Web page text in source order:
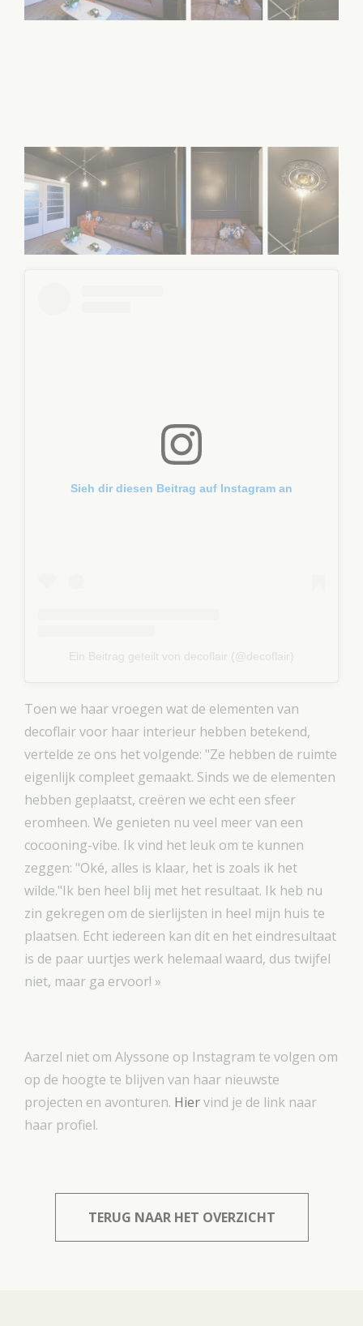
Sieh dir diesen Beitrag auf Instagram an
Ein Beitrag geteilt von decoflair (@decoflair)
Toen we haar vroegen wat de elementen van
decoflair voor haar interieur hebben betekend,
vertelde ze ons het volgende: "Ze hebben de ruimte
eigenlijk compleet gemaakt. Sinds we de elementen
hebben geplaatst, creëren we echt een sfeer
eromheen. We genieten nu veel meer van een
cocooning-vibe. Ik vind het leuk om te kunnen
zeggen: "Oké, alles is klaar, het is zoals ik het
wilde."Ik ben heel blij met het resultaat. Ik heb nu
zin gekregen om de sierlijsten in heel mijn huis te
plaatsen. Echt iedereen kan dit en het eindresultaat
is de paar uurtjes werk helemaal waard, dus twijfel
niet, maar ga ervoor! »
Aarzel niet om Alyssone op Instagram te volgen om
op de hoogte te blijven van haar nieuwste
projecten en avonturen. Hiervind je de link naar
haar profiel.
TERUG NAAR HET OVERZICHT